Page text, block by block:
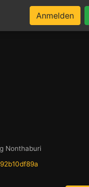
Anmelden
Nonthaburi